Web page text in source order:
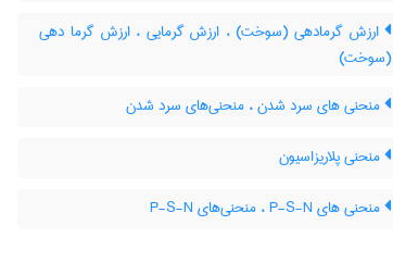
ارزش گرمادهی (سوخت) ، ارزش گرمایی ، ارزش گرما دهی
(سوخت)
منحنی های سرد شدن ، منحنی‌های سرد شدن
منحني پلاريزاسيون
منحنی های P-S-N ، منحنی‌های P-S-N